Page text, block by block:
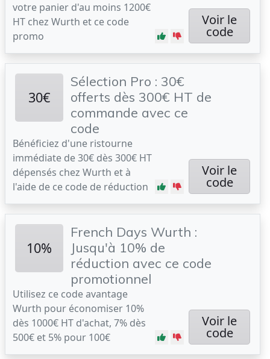
votre panier d'au moins 1200€
HT chez Wurth et ce code
promo
Voir le
code
30€
Sélection Pro : 30€
offerts dès 300€ HT de
commande avec ce
code
Bénéficiez d'une ristourne
immédiate de 30€ dès 300€ HT
dépensés chez Wurth et à
l'aide de ce code de réduction
Voir le
code
10%
French Days Wurth :
Jusqu'à 10% de
réduction avec ce code
promotionnel
Utilisez ce code avantage
Wurth pour économiser 10%
dès 1000€ HT d'achat, 7% dès
500€ et 5% pour 100€
Voir le
code